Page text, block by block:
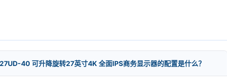
40 可升降旋转27英寸4K 全面IPS商务显示器的配置是什么？